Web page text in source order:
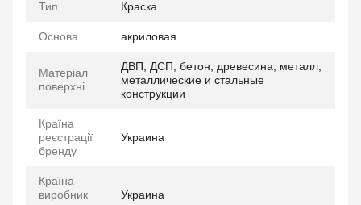
Тип Краска
Основа акриловая
Матеріал
поверхні
ДВП, ДСП, бетон, древесина, металл,
металлические и стальные
конструкции
Країна
реєстрації
бренду
Украина
Країна-
виробник
Украина